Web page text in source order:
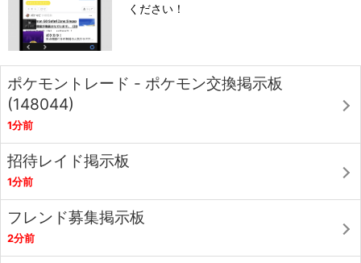
ください！
ポケモントレード - ポケモン交換掲示板
(148044)
1分前
招待レイド掲示板
1分前
フレンド募集掲示板
2分前